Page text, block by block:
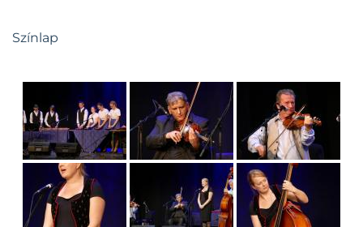
Színlap